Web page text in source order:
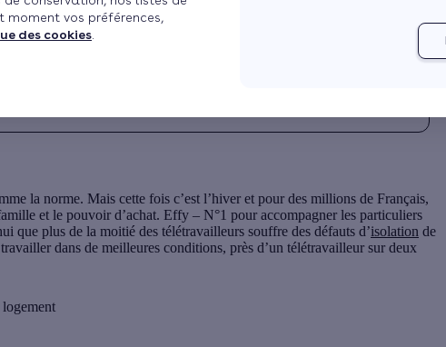
vos préférences,
des cookies
11h10 Mis à jour le 07/08/2024 à 06h37
logement
la norme. Mais cette fois c’est l’hiver et pour des millions de Français,
et le pouvoir d’achat. Effy – N°1 pour accompagner les particuliers
que plus de la moitié des télétravailleurs souffre des défauts d’isolation de
dans de meilleures conditions, près d’un télétravailleur sur deux